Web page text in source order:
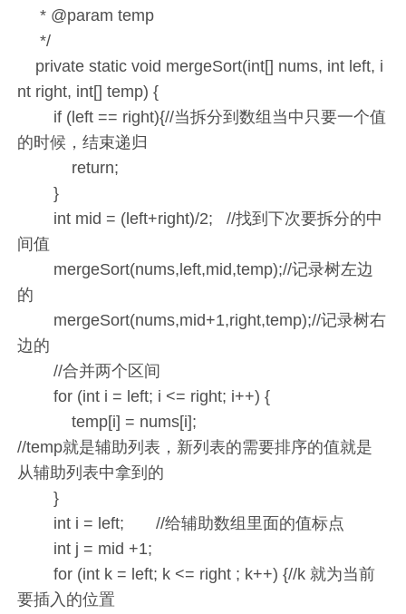
* @param temp
*/
private static void mergeSort(int[] nums, int left, i
nt right, int[] temp) {
if (left == right){//当拆分到数组当中只要一个值
的时候，结束递归
return;
}
int mid = (left+right)/2; //找到下次要拆分的中
间值
mergeSort(nums,left,mid,temp);//记录树左边
的
mergeSort(nums,mid+1,right,temp);//记录树右
边的
//合并两个区间
for (int i = left; i <= right; i++) {
temp[i] = nums[i];
//temp就是辅助列表，新列表的需要排序的值就是
从辅助列表中拿到的
}
int i = left; //给辅助数组里面的值标点
int j = mid +1;
for (int k = left; k <= right ; k++) {//k 就为当前
要插入的位置